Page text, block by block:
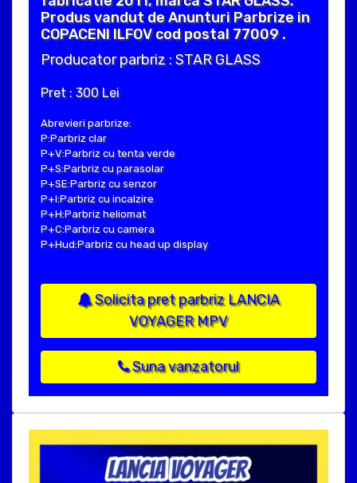
Produs vandut de Anunturi Parbrize in
COPACENI ILFOV cod postal 77009 .
Producator parbriz : STAR GLASS
Pret : 300 Lei
Abrevieri parbrize:
P:Parbriz clar
P+V:Parbriz cu tenta verde
P+S:Parbriz cu parasolar
P+SE:Parbriz cu senzor
P+I:Parbriz cu incalzire
P+H:Parbriz heliomat
P+C:Parbriz cu camera
P+Hud:Parbriz cu head up display
Solicita pret parbriz LANCIA
VOYAGER MPV
Suna vanzatorul